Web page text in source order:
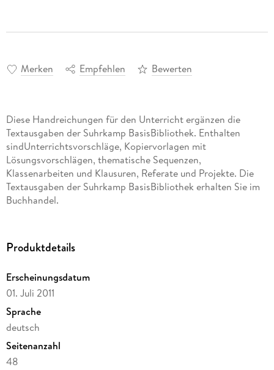
Merken Empfehlen Bewerten
Diese Handreichungen für den Unterricht ergänzen die
Textausgaben der Suhrkamp BasisBibliothek. Enthalten
sindUnterrichtsvorschläge, Kopiervorlagen mit
Lösungsvorschlägen, thematische Sequenzen,
Klassenarbeiten und Klausuren, Referate und Projekte. Die
Textausgaben der Suhrkamp BasisBibliothek erhalten Sie im
Buchhandel.
Produktdetails
Erscheinungsdatum
01. Juli 2011
Sprache
deutsch
Seitenanzahl
48